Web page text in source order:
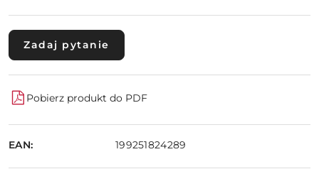
Zadaj pytanie
Pobierz produkt do PDF
EAN: 199251824289